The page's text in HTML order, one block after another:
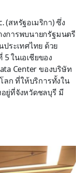
(สหรัฐอเมริกา) ซึ่ง
การพบนายกรัฐมนตรี
ระเทศไทย ด้วย
ในเอเชียของ
Center ของบริษัท
ลก ที่ให้บริการทั้งใน
อยู่ที่จังหวัดชลบุรี มี